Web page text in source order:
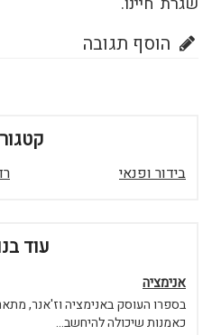
הוסף תגובה
בידור ופנאי
עוד
אנימציה
כאמנות שיכולה להיחשב...